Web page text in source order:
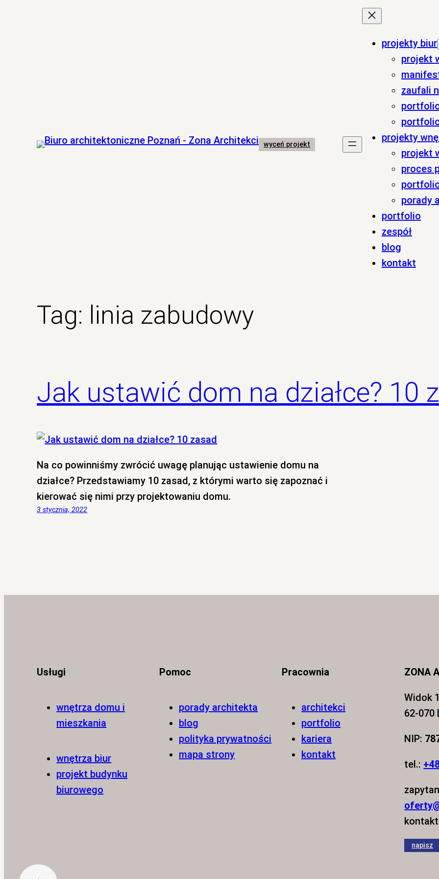
wyceń projekt
projekty biur
projekt
zaufali
projekty
projekt
proces
porady
portfolio
zespół
blog
kontakt
Tag: linia zabudowy
Jak ustawić dom na działce? 10
Na co powinniśmy zwrócić uwagę planując ustawienie domu na
działce? Przedstawiamy 10 zasad, z którymi warto się zapoznać i
kierować się nimi przy projektowaniu domu.
3 stycznia, 2022
Usługi
wnętrza domu i
mieszkania
wnętrza biur
projekt budynku
biurowego
Pomoc
porady architekta
blog
polityka prywatności
mapa strony
Pracownia
architekci
portfolio
kariera
kontakt
ZONA
Widok
62-070
NIP:
tel.:
napisz